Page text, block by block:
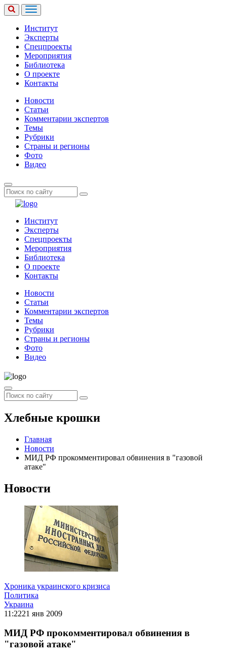
Институт
Эксперты
Спецпроекты
Мероприятия
Библиотека
О проекте
Контакты
Новости
Статьи
Комментарии экспертов
Темы
Рубрики
Страны и регионы
Фото
Видео
Институт
Эксперты
Спецпроекты
Мероприятия
Библиотека
О проекте
Контакты
Новости
Статьи
Комментарии экспертов
Темы
Рубрики
Страны и регионы
Фото
Видео
Хлебные крошки
Главная
Новости
МИД РФ прокомментировал обвинения в "газовой
атаке"
Новости
Хроника украинского кризиса
Политика
Украина
11:2221 янв 2009
МИД РФ прокомментировал обвинения в
"газовой атаке"